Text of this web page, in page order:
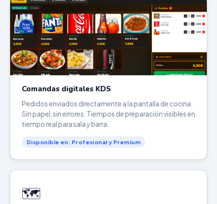
Comandas digitales KDS
Pedidos enviados directamente a la pantalla de cocina.
Sin papel, sin errores. Tiempos de preparación visibles en
tiempo real para sala y barra.
Disponible en: Profesional y Premium
🗺️